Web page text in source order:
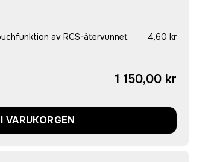
av RCS-återvunnet
4,60 kr
1 150,00 kr
VARUKORGEN